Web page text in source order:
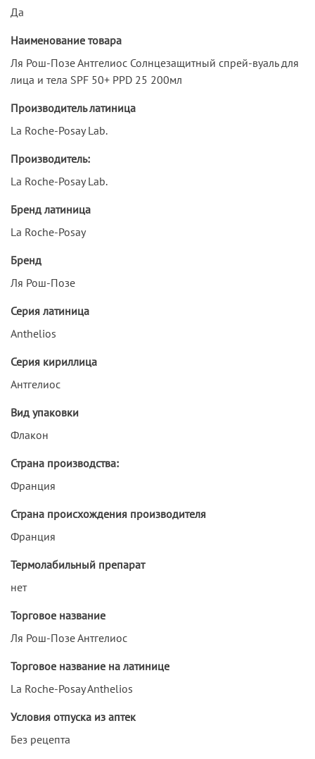
Да
Наименование товара
Ля Рош-Позе Антгелиос Солнцезащитный спрей-вуаль для
лица и тела SPF 50+ PPD 25 200мл
Производитель латиница
La Roche-Posay Lab.
Производитель:
La Roche-Posay Lab.
Бренд латиница
La Roche-Posay
Бренд
Ля Рош-Позе
Серия латиница
Anthelios
Серия кириллица
Антгелиос
Вид упаковки
Флакон
Страна производства:
Франция
Страна происхождения производителя
Франция
Термолабильный препарат
нет
Торговое название
Ля Рош-Позе Антгелиос
Торговое название на латинице
La Roche-Posay Anthelios
Условия отпуска из аптек
Без рецепта